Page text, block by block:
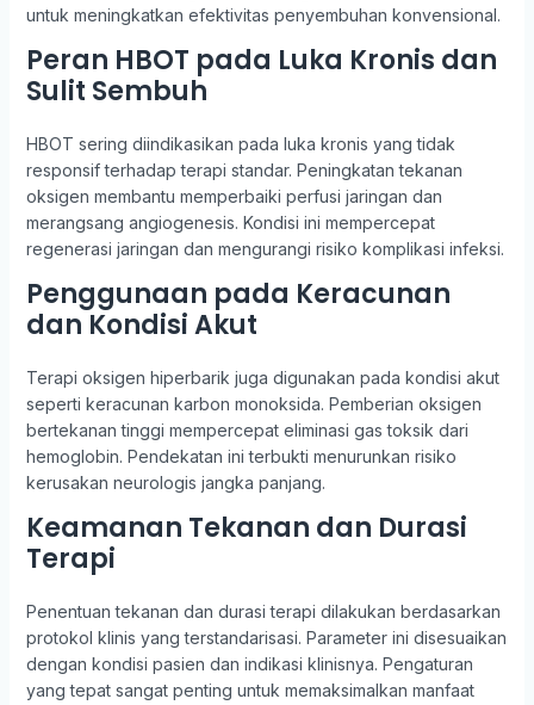
untuk meningkatkan efektivitas penyembuhan konvensional.
Peran HBOT pada Luka Kronis dan
Sulit Sembuh
HBOT sering diindikasikan pada luka kronis yang tidak
responsif terhadap terapi standar. Peningkatan tekanan
oksigen membantu memperbaiki perfusi jaringan dan
merangsang angiogenesis. Kondisi ini mempercepat
regenerasi jaringan dan mengurangi risiko komplikasi infeksi.
Penggunaan pada Keracunan
dan Kondisi Akut
Terapi oksigen hiperbarik juga digunakan pada kondisi akut
seperti keracunan karbon monoksida. Pemberian oksigen
bertekanan tinggi mempercepat eliminasi gas toksik dari
hemoglobin. Pendekatan ini terbukti menurunkan risiko
kerusakan neurologis jangka panjang.
Keamanan Tekanan dan Durasi
Terapi
Penentuan tekanan dan durasi terapi dilakukan berdasarkan
protokol klinis yang terstandarisasi. Parameter ini disesuaikan
dengan kondisi pasien dan indikasi klinisnya. Pengaturan
yang tepat sangat penting untuk memaksimalkan manfaat